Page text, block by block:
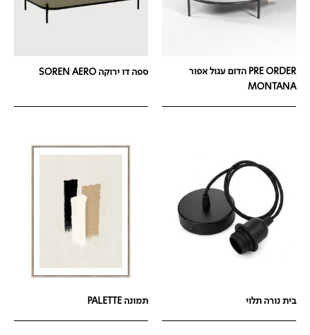
PRE ORDER הדום עגול אפור
MONTANA
ספה דו ירוקה SOREN AERO
בית נורה תלוי תמונה PALETTE